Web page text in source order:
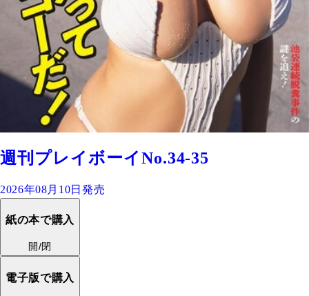
週刊プレイボーイNo.34-35
2026年08月10日発売
紙の本で購入
開/閉
電子版で購入